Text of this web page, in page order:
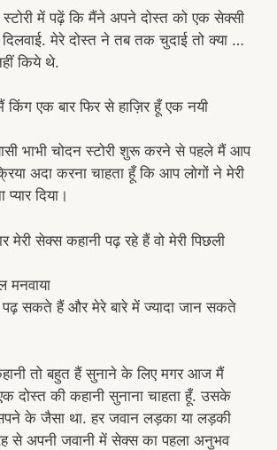
स्टोरी में पढ़ें कि मैंने अपने दोस्त को एक सेक्सी
मेरे दोस्त ने तब तक चुदाई तो क्या …
किये थे.
किंग एक बार फिर से हाज़िर हूँ एक नयी
भाभी चोदन स्टोरी शुरू करने से पहले मैं आप
अदा करना चाहता हूँ कि आप लोगों ने मेरी
दिया।
मेरी सेक्स कहानी पढ़ रहे हैं वो मेरी पिछली
मनवाया
पढ़ सकते हैं और मेरे बारे में ज्यादा जान सकते
तो बहुत हैं सुनाने के लिए मगर आज मैं
दोस्त की कहानी सुनाना चाहता हूँ. उसके
के जैसा था. हर जवान लड़का या लड़की
से अपनी जवानी में सेक्स का पहला अनुभव